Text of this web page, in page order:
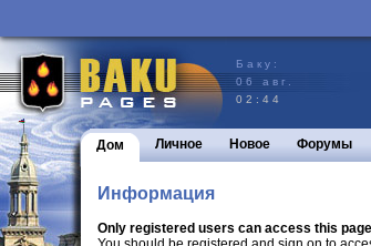
Баку:
06 авг.
02:44
Дом Личное Новое Форумы
Информация
Only registered users can access this